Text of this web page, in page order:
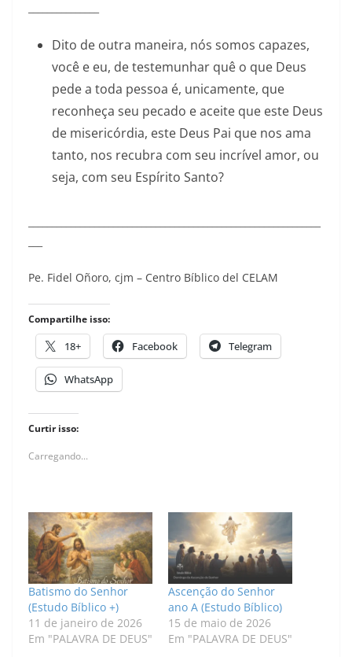
Dito de outra maneira, nós somos capazes,
você e eu, de testemunhar quê o que Deus
pede a toda pessoa é, unicamente, que
reconheça seu pecado e aceite que este Deus
de misericórdia, este Deus Pai que nos ama
tanto, nos recubra com seu incrível amor, ou
seja, com seu Espírito Santo?
Pe. Fidel Oñoro, cjm – Centro Bíblico del CELAM
Compartilhe isso:
18+ Facebook Telegram
WhatsApp
Curtir isso:
Carregando...
Batismo do Senhor
(Estudo Bíblico +)
11 de janeiro de 2026
Em "PALAVRA DE DEUS"
Ascenção do Senhor
ano A (Estudo Bíblico)
15 de maio de 2026
Em "PALAVRA DE DEUS"